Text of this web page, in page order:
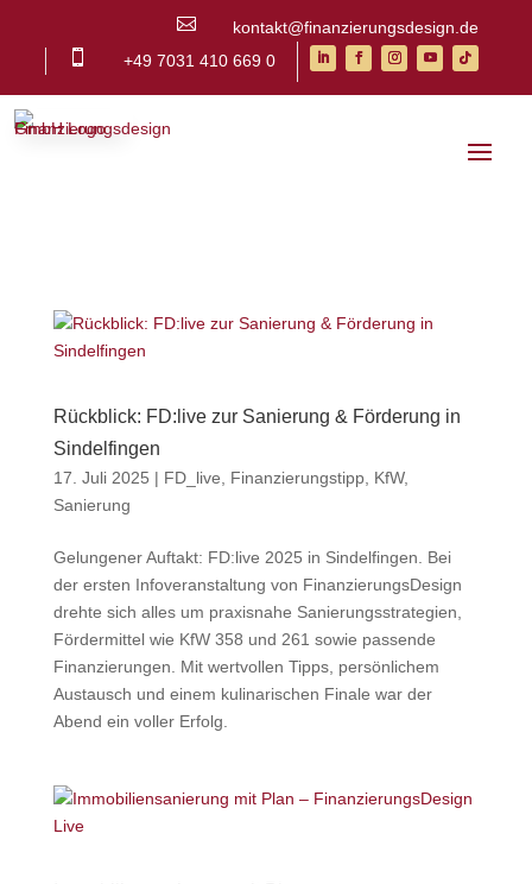

kontakt@finanzierungsdesign.de

+49 7031 410 669 0
Rückblick: FD:live zur Sanierung & Förderung in
Sindelfingen
17. Juli 2025 | FD_live Finanzierungstipp, KfW,
Sanierung
Gelungener Auftakt: FD:live 2025 in Sindelfingen. Bei
der ersten Infoveranstaltung von FinanzierungsDesign
drehte sich alles um praxisnahe Sanierungsstrategien,
Fördermittel wie KfW 358 und 261 sowie passende
Finanzierungen. Mit wertvollen Tipps, persönlichem
Austausch und einem kulinarischen Finale war der
Abend ein voller Erfolg.